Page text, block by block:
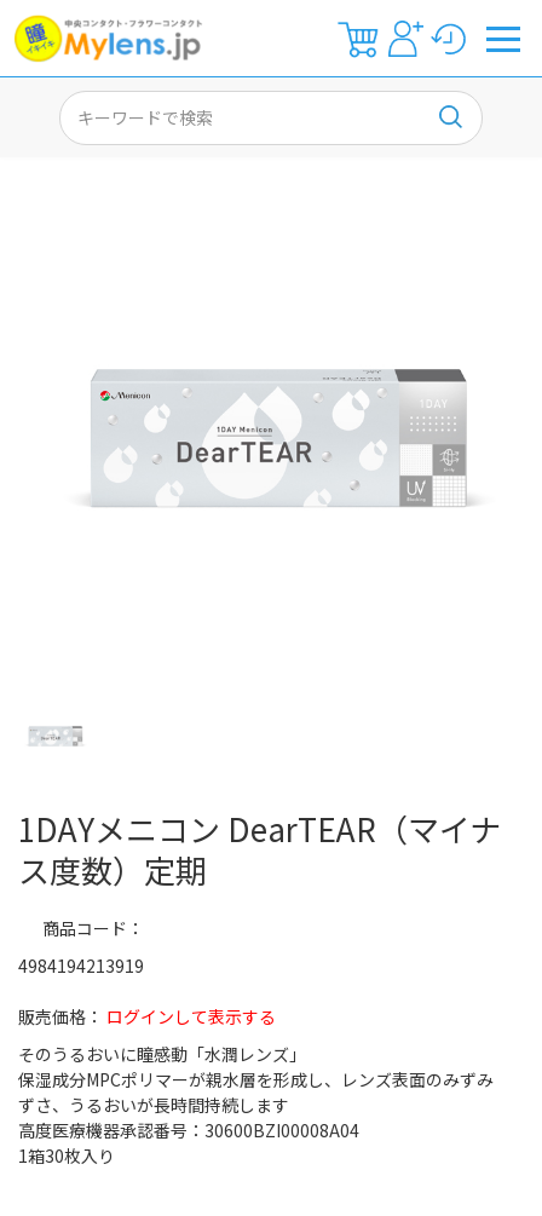
1DAYメニコン DearTEAR（マイナ
ス度数）定期
ログインして表示する
商品コード
4984194213919
そのうるおいに瞳感動「水潤レンズ」
保湿成分MPCポリマーが親水層を形成し、レンズ表面のみずみ
ずさ、うるおいが長時間持続します
高度医療機器承認番号：30600BZI00008A04
1箱30枚入り